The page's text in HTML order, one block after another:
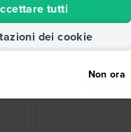
tutti
dei cookie
Non ora